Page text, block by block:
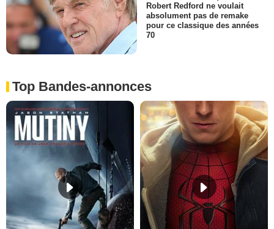
Robert Redford ne voulait
absolument pas de remake
pour ce classique des années
70
Top Bandes-annonces